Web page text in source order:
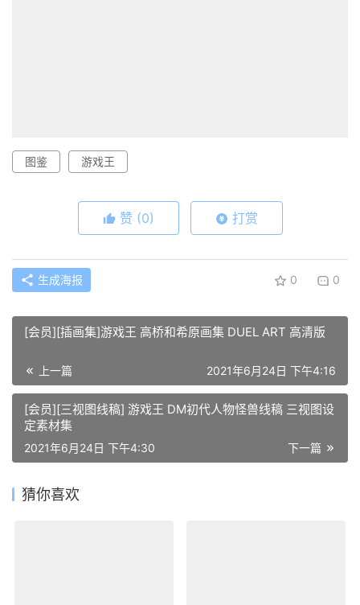
图鉴 游戏王
赞 (0) 打赏
生成海报 0 0
[会员][插画集]游戏王 高桥和希原画集 DUEL ART 高清版
上一篇 2021年6月24日 下午4:16
[会员][三视图线稿] 游戏王 DM初代人物怪兽线稿 三视图设
定素材集
下一篇
2021年6月24日 下午4:30
猜你喜欢